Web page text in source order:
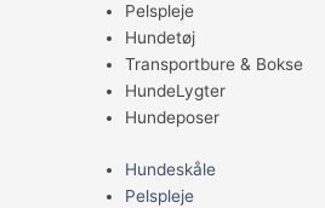
Pelspleje
Hundetøj
Transportbure & Bokse
HundeLygter
Hundeposer
Hundeskåle
Pelspleje